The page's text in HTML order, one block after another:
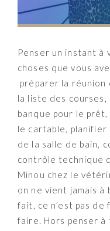
Penser un instant
choses que vous
préparer la réunion
la liste des courses,
banque pour le
le cartable, planifier
de la salle de bain,
contrôle technique
Minou chez le
on ne vient jamais à
fait, ce n’est pas de
faire. Hors penser à